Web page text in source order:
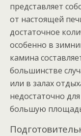
представляет
от настоящей
достаточное
особенно в
камина
большинстве
или в залах
недостаточно
большую